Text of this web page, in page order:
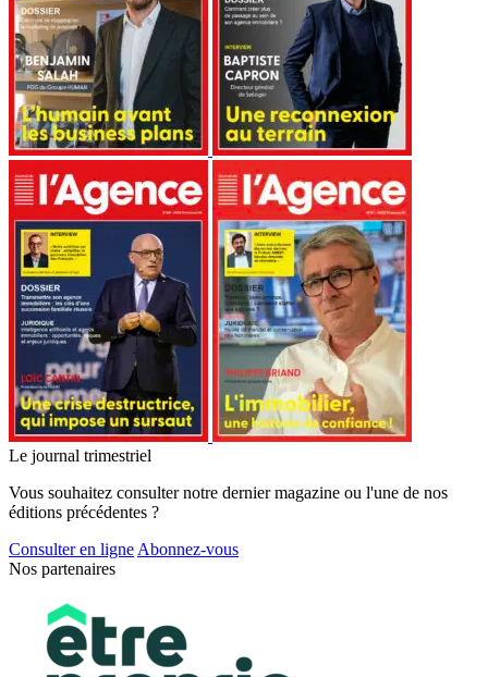
Le journal trimestriel
Vous souhaitez consulter notre dernier magazine ou l'une de nos
éditions précédentes ?
Consulter en ligne Abonnez-vous
Nos partenaires